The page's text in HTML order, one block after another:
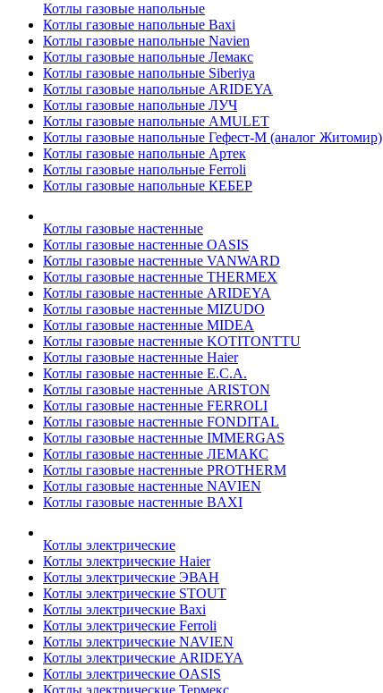
Котлы газовые напольные
Котлы газовые напольные Baxi
Котлы газовые напольные Navien
Котлы газовые напольные Лемакс
Котлы газовые напольные Siberiya
Котлы газовые напольные ARIDEYA
Котлы газовые напольные ЛУЧ
Котлы газовые напольные AMULET
Котлы газовые напольные Гефест-М (аналог Житомир)
Котлы газовые напольные Артек
Котлы газовые напольные Ferroli
Котлы газовые напольные КЕБЕР
Котлы газовые настенные
Котлы газовые настенные OASIS
Котлы газовые настенные VANWARD
Котлы газовые настенные THERMEX
Котлы газовые настенные ARIDEYA
Котлы газовые настенные MIZUDO
Котлы газовые настенные MIDEA
Котлы газовые настенные KOTITONTTU
Котлы газовые настенные Haier
Котлы газовые настенные E.C.A.
Котлы газовые настенные ARISTON
Котлы газовые настенные FERROLI
Котлы газовые настенные FONDITAL
Котлы газовые настенные IMMERGAS
Котлы газовые настенные ЛЕМАКС
Котлы газовые настенные PROTHERM
Котлы газовые настенные NAVIEN
Котлы газовые настенные BAXI
Котлы электрические
Котлы электрические Haier
Котлы электрические ЭВАН
Котлы электрические STOUT
Котлы электрические Baxi
Котлы электрические Ferroli
Котлы электрические NAVIEN
Котлы электрические ARIDEYA
Котлы электрические OASIS